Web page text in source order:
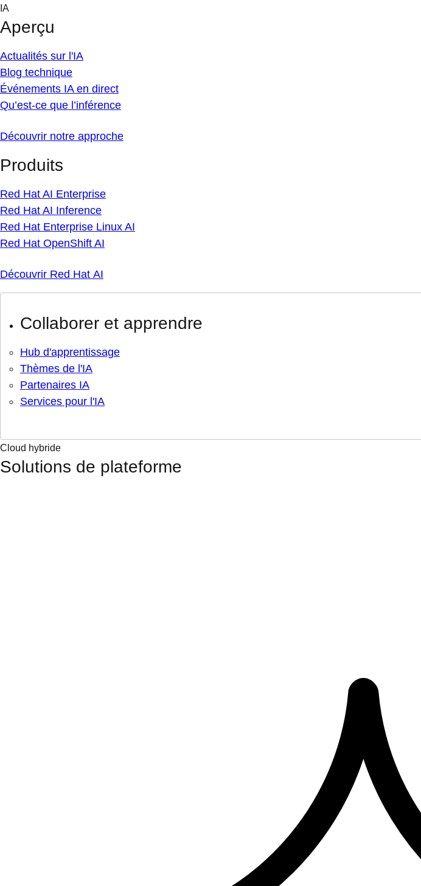
Skip
content
IA
Aperçu
Actualités sur l'IA
Blog technique
Événements IA en direct
Qu’est-ce que l’inférence
Découvrir notre approche
Produits
Red Hat AI Enterprise
Red Hat AI Inference
Red Hat Enterprise Linux AI
Red Hat OpenShift AI
Découvrir Red Hat AI
Collaborer et apprendre
Hub d'apprentissage
Thèmes de l'IA
Partenaires IA
Services pour l'IA
Cloud hybride
Solutions de plateforme